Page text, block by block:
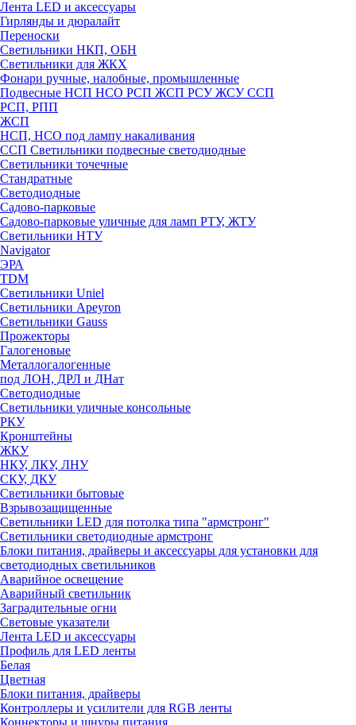
Лента LED и аксессуары
Гирлянды и дюралайт
Переноски
Светильники НКП, ОБН
Светильники для ЖКХ
Фонари ручные, налобные, промышленные
Подвесные НСП НСО РСП ЖСП РСУ ЖСУ ССП
РСП, РПП
ЖСП
НСП, НСО под лампу накаливания
ССП Светильники подвесные светодиодные
Светильники точечные
Стандратные
Светодиодные
Садово-парковые
Садово-парковые уличные для ламп РТУ, ЖТУ
Светильники НТУ
Navigator
ЭРА
TDM
Светильники Uniel
Светильники Apeyron
Светильники Gauss
Прожекторы
Галогеновые
Металлогалогенные
под ЛОН, ДРЛ и ДНат
Светодиодные
Светильники уличные консольные
РКУ
Кронштейны
ЖКУ
НКУ, ЛКУ, ЛНУ
СКУ, ДКУ
Светильники бытовые
Взрывозащищенные
Светильники LED для потолка типа "армстронг"
Светильники светодиодные армстронг
Блоки питания, драйверы и аксессуары для установки для
светодиодных светильников
Аварийное освещение
Аварийный светильник
Заградительные огни
Световые указатели
Лента LED и аксессуары
Профиль для LED ленты
Белая
Цветная
Блоки питания, драйверы
Контроллеры и усилители для RGB ленты
Коннекторы и шнуры питания